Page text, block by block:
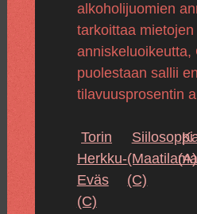
alkoholijuomien
tarkoittaa
anniskeluoikeutta,
puolestaan sallii
tilavuusprosentin
Torin
Herkku-
Eväs
(C)
Siilosoppi
(C)
(A)